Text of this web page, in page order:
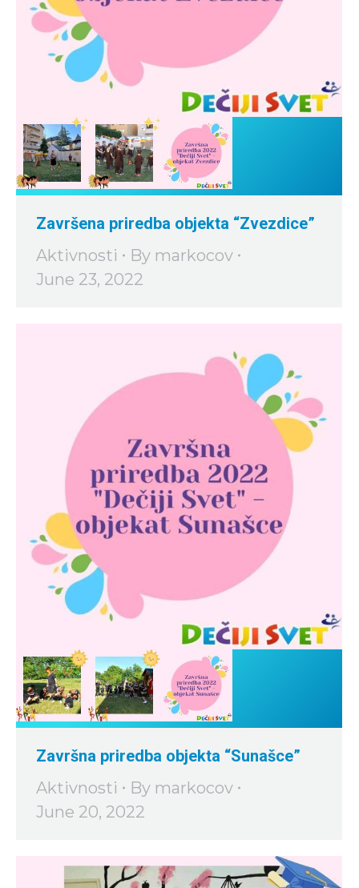
Završena priredba objekta “Zvezdice”
Aktivnosti
By markocov
June 23, 2022
Završna priredba objekta “Sunašce”
Aktivnosti
By markocov
June 20, 2022